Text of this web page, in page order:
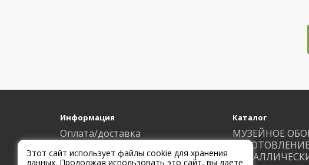
Информация
Оплата/доставка
Наши работы
Каталог
МУЗЕЙНОЕ
Этот сайт использует файлы cookie для хранения
данных. Продолжая использовать это сайт, вы даете